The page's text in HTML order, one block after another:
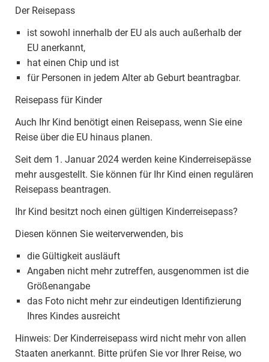
Der Reisepass
ist sowohl innerhalb der EU als auch außerhalb der
EU anerkannt,
hat einen Chip und ist
für Personen in jedem Alter ab Geburt beantragbar.
Reisepass für Kinder
Auch Ihr Kind benötigt einen Reisepass, wenn Sie eine
Reise über die EU hinaus planen.
Seit dem 1. Januar 2024 werden keine Kinderreisepässe
mehr ausgestellt. Sie können für Ihr Kind einen regulären
Reisepass beantragen.
Ihr Kind besitzt noch einen gültigen Kinderreisepass?
Diesen können Sie weiterverwenden, bis
die Gültigkeit ausläuft
Angaben nicht mehr zutreffen, ausgenommen ist die
Größenangabe
das Foto nicht mehr zur eindeutigen Identifizierung
Ihres Kindes ausreicht
Hinweis: Der Kinderreisepass wird nicht mehr von allen
Staaten anerkannt. Bitte prüfen Sie vor Ihrer Reise, wo